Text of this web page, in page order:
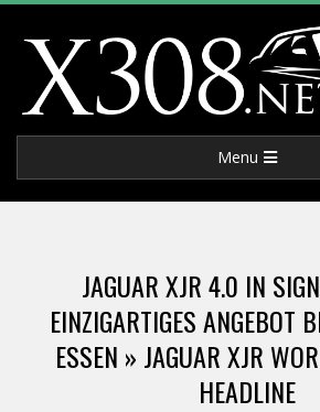
content
X
3
Navigation
Menu
JAGUAR XJR 4.0 IN
EINZIGARTIGES ANGEBOT
ESSEN » JAGUAR XJR
HEADLINE